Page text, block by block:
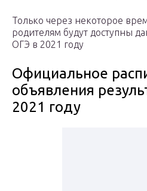
Только через некоторое
родителям будут доступны
ОГЭ в 2021 году
Официальное
объявления
2021 году